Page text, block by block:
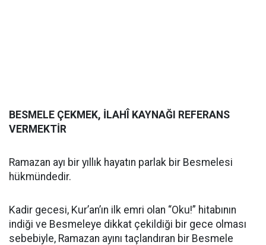
BESMELE ÇEKMEK, İLAHÎ KAYNAĞI REFERANS
VERMEKTİR
Ramazan ayı bir yıllık hayatın parlak bir Besmelesi
hükmündedir.
Kadir gecesi, Kur’an’ın ilk emri olan “Oku!” hitabının
indiği ve Besmeleye dikkat çekildiği bir gece olması
sebebiyle, Ramazan ayını taçlandıran bir Besmele